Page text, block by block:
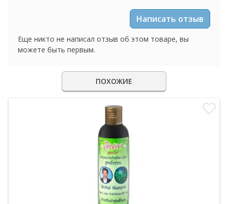
Написать отзыв
Еще никто не написал отзыв об этом товаре, вы
можете быть первым.
ПОХОЖИЕ